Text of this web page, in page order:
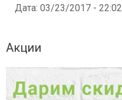
Дата: 03/23/2017 - 22:02
Акции